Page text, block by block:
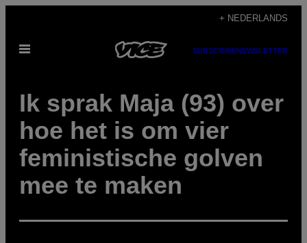
de
+ NEDERLANDS
Open
SUBSCRIBENEWSLETTER
Ik sprak Maja (93) over
hoe het is om vier
feministische golven
mee te maken